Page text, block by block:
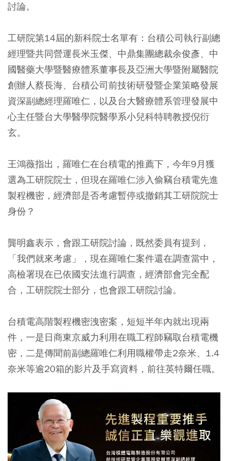
討論。
工研院第14屆的新科院士名單有：台積公司執行副總
經理暨共同營運長米玉傑、中鼎集團總裁余俊彥、中
國醫藥大學暨醫療體系董事長及亞洲大學暨附屬醫院
創辦人蔡長海、台積公司前技術研發暨企業策略發展
資深副總經理羅唯仁，以及台大醫療體系管理發展中
心主任暨台大學醫學院醫學系小兒科特聘教授倪衍
玄。
王鴻薇指出，羅唯仁在台積電的推薦下，今年9月獲
選為工研院院士，但現在羅唯仁涉入偷竊台積電先進
製程機密，經濟部是否考慮暫停或撤銷其工研院院士
身份？
龔明鑫表示，會跟工研院討論，既然委員有提到，
「我們就來考慮」，現在羅唯仁案件還在調查當中，
高檢署現在已依國安法進行調查，經濟部會完全配
合，工研院院士部分，也會跟工研院討論。
台積電高階製程機密洩密案，短短半年內就出現兩
件，一是日商東京威力利用在職工程師竊取台積電機
密，二是傳聞前副總羅唯仁利用職權帶走2奈米、1.4
奈米等逾20箱的影片及手寫資料，前往英特爾任職。